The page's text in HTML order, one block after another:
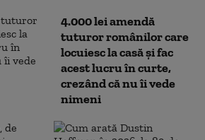
4.000 lei amendă
tuturor românilor care
locuiesc la casă și fac
acest lucru în curte,
crezând că nu îi vede
nimeni